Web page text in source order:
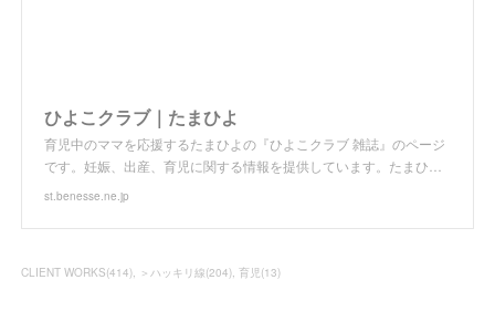
ひよこクラブ｜たまひよ
育児中のママを応援するたまひよの『ひよこクラブ 雑誌』のページ
です。妊娠、出産、育児に関する情報を提供しています。たまひ…
st.benesse.ne.jp
CLIENT WORKS(414) ＞ハッキリ線(204) 育児 (13)